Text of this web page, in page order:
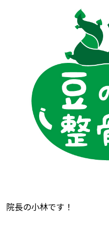
院長の小林です！